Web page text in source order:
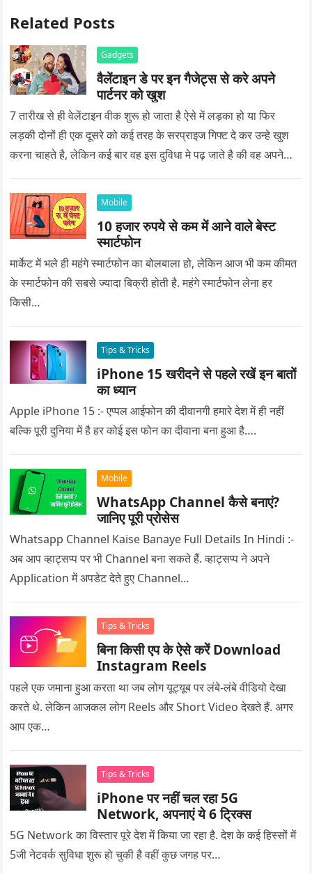
Related Posts
Gadgets
वैलेंटाइन डे पर इन गैजेट्स से करे अपने
पार्टनर को खुश
7 तारीख से ही वेलेंटाइन वीक शुरू हो जाता है ऐसे में लड़का हो या फिर
लड़की दोनों ही एक दूसरे को कई तरह के सरप्राइज गिफ्ट दे कर उन्हे खुश
करना चाहते है, लेकिन कई बार वह इस दुविधा मे पढ़ जाते है की वह अपने
Mobile
10 हजार रुपये से कम में आने वाले बेस्ट
स्मार्टफोन
मार्केट में भले ही महंगे स्मार्टफोन का बोलबाला हो, लेकिन आज भी कम कीमत
के स्मार्टफोन की सबसे ज्यादा बिक्री होती है. महंगे स्मार्टफोन लेना हर
किसी…
Tips & Tricks
iPhone 15 खरीदने से पहले रखें इन बातों
का ध्यान
Apple iPhone 15 :- एप्पल आईफोन की दीवानगी हमारे देश में ही नहीं
बल्कि पूरी दुनिया में है हर कोई इस फोन का दीवाना बना हुआ है….
Mobile
WhatsApp Channel कैसे बनाएं?
जानिए पूरी प्रोसेस
Whatsapp Channel Kaise Banaye Full Details In Hindi :-
अब आप व्हाट्सप्प पर भी Channel बना सकते हैं. व्हाट्सप्प ने अपने
Application में अपडेट देते हुए Channel…
Tips & Tricks
बिना किसी एप के ऐसे करें Download
Instagram Reels
पहले एक जमाना हुआ करता था जब लोग यूट्यूब पर लंबे-लंबे वीडियो देखा
करते थे. लेकिन आजकल लोग Reels और Short Video देखते हैं. अगर
आप एक…
Tips & Tricks
iPhone पर नहीं चल रहा 5G
Network, अपनाएं ये 6 ट्रिक्स
5G Network का विस्तार पूरे देश में किया जा रहा है. देश के कई हिस्सों में
5जी नेटवर्क सुविधा शुरू हो चुकी है वहीं कुछ जगह पर…